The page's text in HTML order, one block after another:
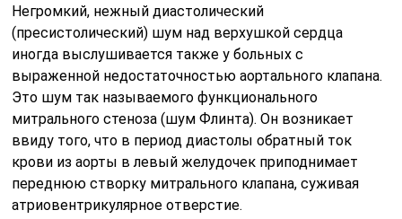
Негромкий, нежный диастолический
(пресистолический) шум над верхушкой сердца
иногда выслушивается также у больных с
выраженной недостаточностью аортального клапана.
Это шум так называемого функционального
митрального стеноза (шум Флинта). Он возникает
ввиду того, что в период диастолы обратный ток
крови из аорты в левый желудочек приподнимает
переднюю створку мит­рального клапана, суживая
атриовентрикулярное отверстие.